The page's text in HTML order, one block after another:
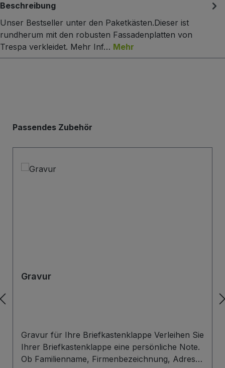
Beschreibung
Unser Bestseller unter den Paketkästen.Dieser ist
rundherum mit den robusten Fassadenplatten von
Trespa verkleidet. Mehr Inf… Mehr
Produktgalerie überspringen
Passendes Zubehör
Gravur
Gravur für Ihre Briefkastenklappe Verleihen Sie
Ihrer Briefkastenklappe eine persönliche Note.
Ob Familienname, Firmenbezeichnung, Adresse